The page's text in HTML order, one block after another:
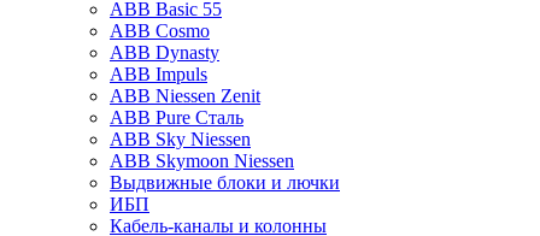
ABB Basic 55
ABB Cosmo
ABB Dynasty
ABB Impuls
ABB Niessen Zenit
ABB Pure Сталь
ABB Sky Niessen
ABB Skymoon Niessen
Выдвижные блоки и лючки
ИБП
Кабель-каналы и колонны